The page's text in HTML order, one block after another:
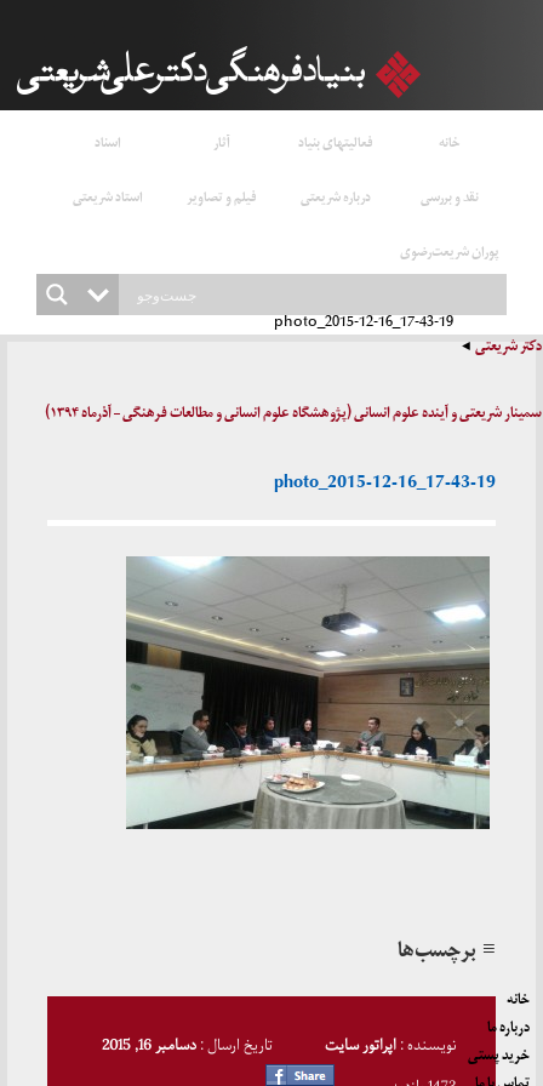
خانه فعالیتهای بنیاد آثار
اسناد
نقد و بررسی
درباره شریعتی فیلم و تصاویر
استاد شریعتی
پوران شریعت‌رضوی
دکتر شریعتی
سمینار شریعتی و آینده علوم انسانی (پژوهشگاه علوم انسانی و مطالعات فرهنگی – آذرماه ۱۳۹۴)
photo_2015-12-16_17-43-19
photo_2015-12-16_17-43-19
≡ برچسب‌ها
نویسنده :اپراتور سایت تاریخ ارسال :دسامبر 16, 2015
خانه
درباره ما
خرید پستی